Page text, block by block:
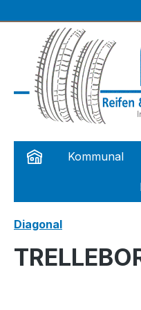
Zur Hauptnavigation
Kommunal
Diagonal